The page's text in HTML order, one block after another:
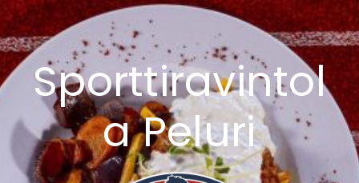
Sporttiravintol
a Peluri